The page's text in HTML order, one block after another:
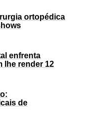
ortopédica
enfrenta
lhe render 12
de